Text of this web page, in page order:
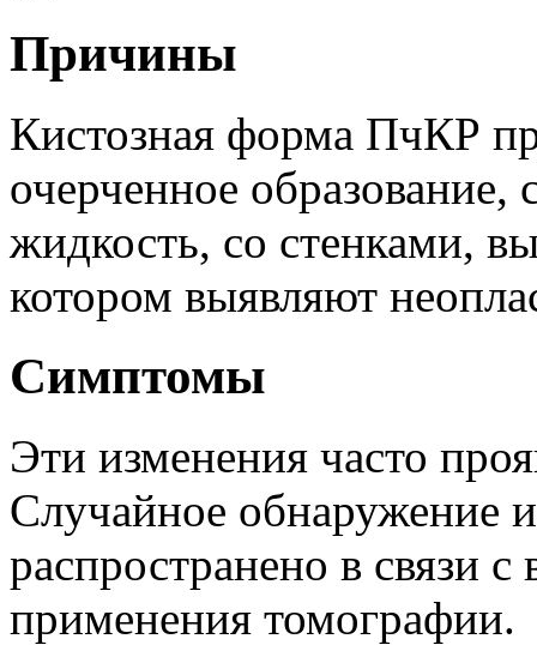
Причины
Кистозная форма ПчКР
очерченное
жидкость, со стенками,
котором выявляют
Симптомы
Эти изменения часто
Случайное обнаружение
распространено в связи
применения томографии.